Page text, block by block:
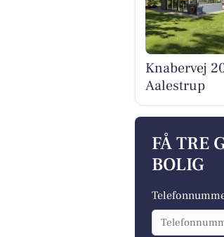
Knabervej
Aalestrup
FÅ TRE
BOLIG